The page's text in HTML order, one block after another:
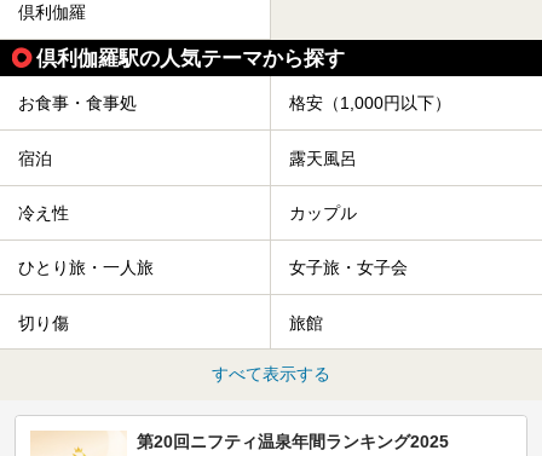
倶利伽羅
倶利伽羅駅の人気テーマから探す
お食事・食事処 格安（1,000円以下）
宿泊 露天風呂
冷え性 カップル
ひとり旅・一人旅 女子旅・女子会
切り傷 旅館
すべて表示する
第20回ニフティ温泉年間ランキング2025